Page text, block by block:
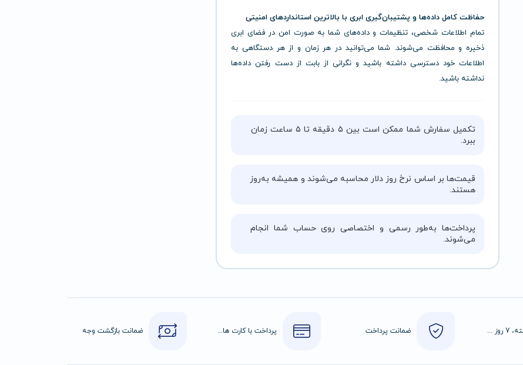
حفاظت کامل داده‌ها و پشتیبان‌گیری ابری با بالاترین استانداردهای امنیتی
تمام اطلاعات شخصی، تنظیمات و داده‌های شما به صورت امن در فضای ابری
ذخیره و محافظت می‌شوند. شما می‌توانید در هر زمان و از هر دستگاهی به
اطلاعات خود دسترسی داشته باشید و نگرانی از بابت از دست رفتن داده‌ها
نداشته باشید.
تکمیل سفارش شما ممکن است بین ۵ دقیقه تا ۵ ساعت زمان
ببرد.
قیمت‌ها بر اساس نرخ روز دلار محاسبه می‌شوند و همیشه به‌روز
هستند.
پرداخت‌ها به‌طور رسمی و اختصاصی روی حساب شما انجام
می‌شوند.
24 ساعته، 7 روز هفته ضمانت پرداخت پرداخت با کارت های عضو شتاب ضمانت بازگشت وجه